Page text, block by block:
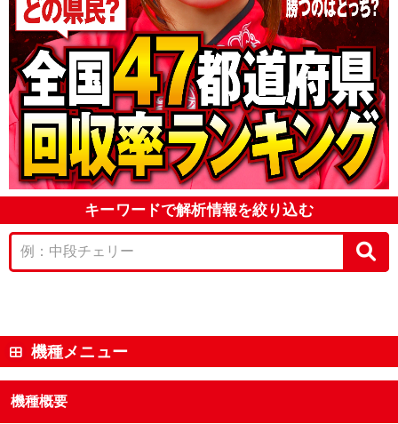
キーワードで解析情報を絞り込む
機種メニュー
機種概要